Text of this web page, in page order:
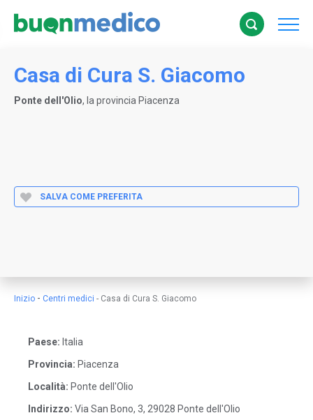
Casa di Cura S. Giacomo
Ponte dell'Olio, la provincia Piacenza
SALVA COME PREFERITA
Inizio - Centri medici - Casa di Cura S. Giacomo
Paese: Italia
Provincia: Piacenza
Località: Ponte dell'Olio
Indirizzo: Via San Bono, 3, 29028 Ponte dell'Olio